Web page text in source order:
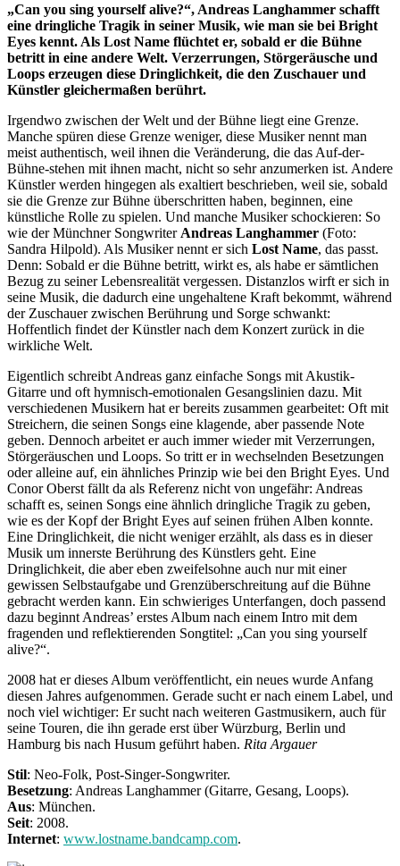
„Can you sing yourself alive?“, Andreas Langhammer schafft
eine dringliche Tragik in seiner Musik, wie man sie bei Bright
Eyes kennt. Als Lost Name flüchtet er, sobald er die Bühne
betritt in eine andere Welt. Verzerrungen, Störgeräusche und
Loops erzeugen diese Dringlichkeit, die den Zuschauer und
Künstler gleichermaßen berührt.
Irgendwo zwischen der Welt und der Bühne liegt eine Grenze.
Manche spüren diese Grenze weniger, diese Musiker nennt man
meist authentisch, weil ihnen die Veränderung, die das Auf-der-
Bühne-stehen mit ihnen macht, nicht so sehr anzumerken ist. Andere
Künstler werden hingegen als exaltiert beschrieben, weil sie, sobald
sie die Grenze zur Bühne überschritten haben, beginnen, eine
künstliche Rolle zu spielen. Und manche Musiker schockieren: So
wie der Münchner Songwriter Andreas Langhammer (Foto:
Sandra Hilpold). Als Musiker nennt er sich Lost Name, das passt.
Denn: Sobald er die Bühne betritt, wirkt es, als habe er sämtlichen
Bezug zu seiner Lebensrealität vergessen. Distanzlos wirft er sich in
seine Musik, die dadurch eine ungehaltene Kraft bekommt, während
der Zuschauer zwischen Berührung und Sorge schwankt:
Hoffentlich findet der Künstler nach dem Konzert zurück in die
wirkliche Welt.
Eigentlich schreibt Andreas ganz einfache Songs mit Akustik-
Gitarre und oft hymnisch-emotionalen Gesangslinien dazu. Mit
verschiedenen Musikern hat er bereits zusammen gearbeitet: Oft mit
Streichern, die seinen Songs eine klagende, aber passende Note
geben. Dennoch arbeitet er auch immer wieder mit Verzerrungen,
Störgeräuschen und Loops. So tritt er in wechselnden Besetzungen
oder alleine auf, ein ähnliches Prinzip wie bei den Bright Eyes. Und
Conor Oberst fällt da als Referenz nicht von ungefähr: Andreas
schafft es, seinen Songs eine ähnlich dringliche Tragik zu geben,
wie es der Kopf der Bright Eyes auf seinen frühen Alben konnte.
Eine Dringlichkeit, die nicht weniger erzählt, als dass es in dieser
Musik um innerste Berührung des Künstlers geht. Eine
Dringlichkeit, die aber eben zweifelsohne auch nur mit einer
gewissen Selbstaufgabe und Grenzüberschreitung auf die Bühne
gebracht werden kann. Ein schwieriges Unterfangen, doch passend
dazu beginnt Andreas’ erstes Album nach einem Intro mit dem
fragenden und reflektierenden Songtitel: „Can you sing yourself
alive?“.
2008 hat er dieses Album veröffentlicht, ein neues wurde Anfang
diesen Jahres aufgenommen. Gerade sucht er nach einem Label, und
noch viel wichtiger: Er sucht nach weiteren Gastmusikern, auch für
seine Touren, die ihn gerade erst über Würzburg, Berlin und
Hamburg bis nach Husum geführt haben. Rita Argauer
Stil: Neo-Folk, Post-Singer-Songwriter.
Besetzung: Andreas Langhammer (Gitarre, Gesang, Loops).
Aus: München.
Seit: 2008.
Internet: www.lostname.bandcamp.com.